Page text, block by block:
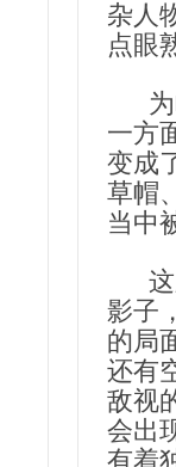
杂人
点眼
为
一方
变成
草帽
当中
这
影子
的局
还有
敌视
会出